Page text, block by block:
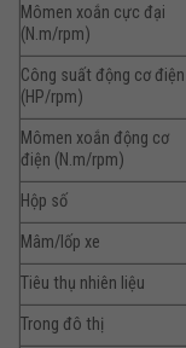
Mômen xoắn cực đại
(N.m/rpm)
Công suất động cơ điện
(HP/rpm)
Mômen xoắn động cơ
điện (N.m/rpm)
Hộp số
Mâm/lốp xe
Tiêu thụ nhiên liệu
Trong đô thị